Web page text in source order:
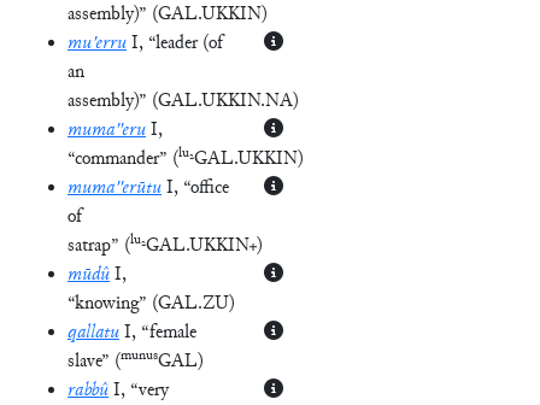
assembly)” (GAL.UKKIN)
mu'erruI, “leader (of
an
assembly)” (GAL.UKKIN.NA)
muma''eruI,
“commander” (lu₂GAL.UKKIN)
muma''erūtuI, “office
of
satrap” (lu₂GAL.UKKIN+)
mūdûI,
“knowing” (GAL.ZU)
qallatuI, “female
slave” (munusGAL)
rabbûI, “very